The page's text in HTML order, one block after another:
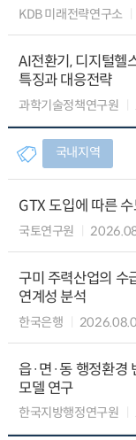
KDB 미래전략연구소
AI전환기, 디지털헬
특징과 대응전략
과학기술정책연구원
국내지역
GTX 도입에 따른
국토연구원
구미 주력산업의 수
연계성 분석
한국은행
읍·면·동 행정환경
모델 연구
한국지방행정연구원